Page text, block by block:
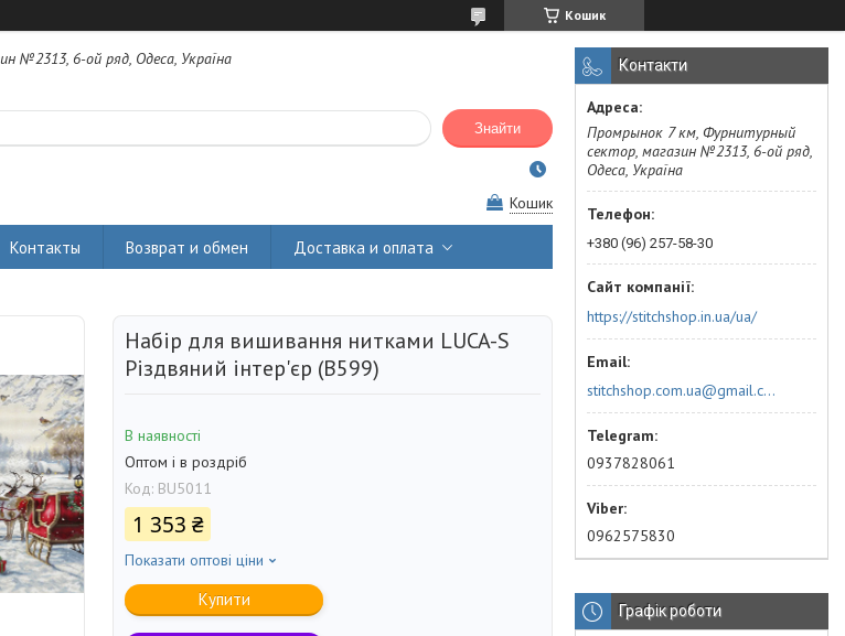
Кошик
№2313, 6-ой ряд, Одеса, Україна
Знайти
Кошик
Контакты Возврат и обмен Доставка и оплата
Набір для вишивання нитками LUCA-S
Різдвяний інтер'єр (B599)
В наявності
Оптом і в роздріб
Код: BU5011
1 353 ₴
Показати оптові ціни
Купити
Контакти
Промрынок 7 км, Фурнитурный
сектор, магазин №2313, 6-ой ряд,
Одеса, Україна
+380 (96) 257-58-30
https://stitchshop.in.ua/ua/
stitchshop.com.ua@gmail.com
0937828061
0962575830
Графік роботи